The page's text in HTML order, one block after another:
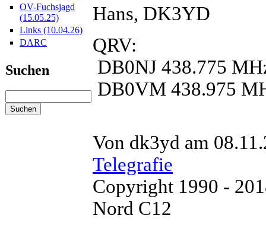
OV-Fuchsjagd
(15.05.25)
Links (10.04.26)
DARC
Suchen
Hans, DK3YD
QRV:
DB0NJ 438.775
DB0VM 438.975
Von dk3yd am
Telegrafie
Copyright 1990 -
Nord C12